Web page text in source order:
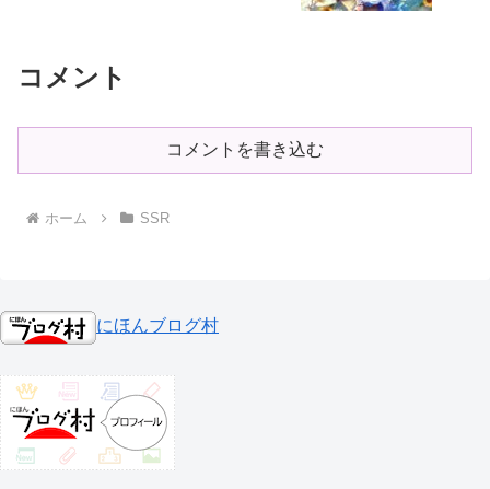
コメント
コメントを書き込む
ホーム SSR
にほんブログ村